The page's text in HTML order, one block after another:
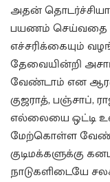
அதன்
பயணம் செய்வதை
எச்சரிக்கையும்
தேவையின்றி
வேண்டாம் என
குஜராத், பஞ்சாப்,
எல்லையை ஒட்டி
மேற்கொள்ள
குடிமக்களுக்கு
நாடுகளிடையே